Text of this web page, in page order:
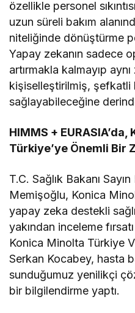
özellikle personel
uzun süreli bakım
niteliğinde dönüştürme
Yapay zekanın sadece
artırmakla kalmayıp
kişiselleştirilmiş, şefkatli
sağlayabileceğine
HIMMS +
Türkiye’ye Önemli Bir
T.C. Sağlık Bakanı
Memişoğlu, Konica
yapay zeka destekli
yakından inceleme
Konica Minolta Türkiye
Serkan Kocabey, hasta
sunduğumuz yenilikçi
bir bilgilendirme yaptı.